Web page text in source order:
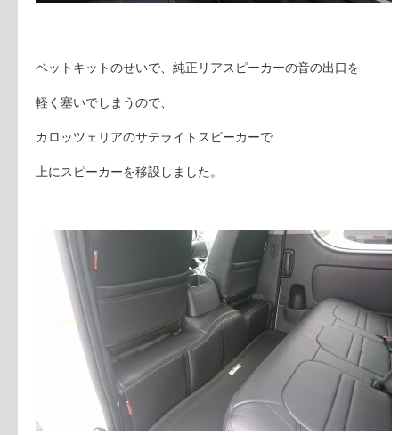
ベットキットのせいで、純正リアスピーカーの音の出口を
軽く塞いでしまうので、
カロッツェリアのサテライトスピーカーで
上にスピーカーを移設しました。